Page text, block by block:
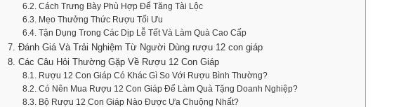
6.2. Cách Trưng Bày Phù Hợp Để Tăng Tài Lộc
6.3. Mẹo Thưởng Thức Rượu Tối Ưu
6.4. Tận Dụng Trong Các Dịp Lễ Tết Và Làm Quà Cao Cấp
7. Đánh Giá Và Trải Nghiệm Từ Người Dùng rượu 12 con giáp
8. Các Câu Hỏi Thường Gặp Về Rượu 12 Con Giáp
8.1. Rượu 12 Con Giáp Có Khác Gì So Với Rượu Bình Thường?
8.2. Có Nên Mua Rượu 12 Con Giáp Để Làm Quà Tặng Doanh Nghiệp?
8.3. Bộ Rượu 12 Con Giáp Nào Được Ưa Chuộng Nhất?